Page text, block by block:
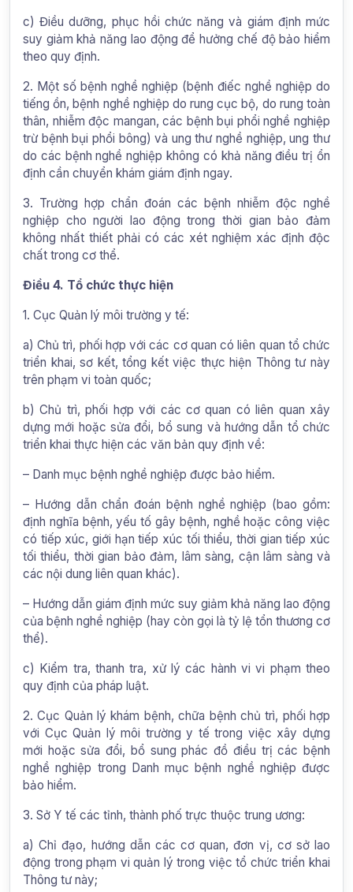
c) Điều dưỡng, phục hồi chức năng và giám định mức
suy giảm khả năng lao động để hưởng chế độ bảo hiểm
theo quy định.
2. Một số bệnh nghề nghiệp (bệnh điếc nghề nghiệp do
tiếng ồn, bệnh nghề nghiệp do rung cục bộ, do rung toàn
thân, nhiễm độc mangan, các bệnh bụi phổi nghề nghiệp
trừ bệnh bụi phổi bông) và ung thư nghề nghiệp, ung thư
do các bệnh nghề nghiệp không có khả năng điều trị ổn
định cần chuyển khám giám định ngay.
3. Trường hợp chẩn đoán các bệnh nhiễm độc nghề
nghiệp cho người lao động trong thời gian bảo đảm
không nhất thiết phải có các xét nghiệm xác định độc
chất trong cơ thể.
Điều 4. Tổ chức thực hiện
1. Cục Quản lý môi trường y tế:
a) Chủ trì, phối hợp với các cơ quan có liên quan tổ chức
triển khai, sơ kết, tổng kết việc thực hiện Thông tư này
trên phạm vi toàn quốc;
b) Chủ trì, phối hợp với các cơ quan có liên quan xây
dựng mới hoặc sửa đổi, bổ sung và hướng dẫn tổ chức
triển khai thực hiện các văn bản quy định về:
– Danh mục bệnh nghề nghiệp được bảo hiểm.
– Hướng dẫn chẩn đoán bệnh nghề nghiệp (bao gồm:
định nghĩa bệnh, yếu tố gây bệnh, nghề hoặc công việc
có tiếp xúc, giới hạn tiếp xúc tối thiểu, thời gian tiếp xúc
tối thiểu, thời gian bảo đảm, lâm sàng, cận lâm sàng và
các nội dung liên quan khác).
– Hướng dẫn giám định mức suy giảm khả năng lao động
của bệnh nghề nghiệp (hay còn gọi là tỷ lệ tổn thương cơ
thể).
c) Kiểm tra, thanh tra, xử lý các hành vi vi phạm theo
quy định của pháp luật.
2. Cục Quản lý khám bệnh, chữa bệnh chủ trì, phối hợp
với Cục Quản lý môi trường y tế trong việc xây dựng
mới hoặc sửa đổi, bổ sung phác đồ điều trị các bệnh
nghề nghiệp trong Danh mục bệnh nghề nghiệp được
bảo hiểm.
3. Sở Y tế các tỉnh, thành phố trực thuộc trung ương:
a) Chỉ đạo, hướng dẫn các cơ quan, đơn vị, cơ sở lao
động trong phạm vi quản lý trong việc tổ chức triển khai
Thông tư này;